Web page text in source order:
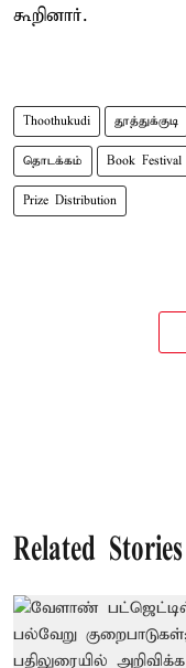
கூறினார்.
Thoothukudi தூத்துக்குடி
தொடக்கம் Book Festival
Prize Distribution
Related Stories